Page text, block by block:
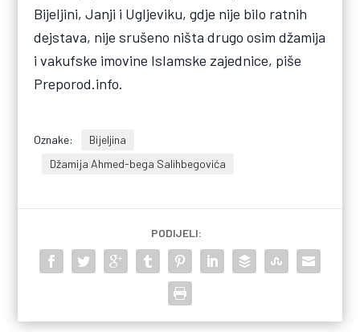
Bijeljini, Janji i Ugljeviku, gdje nije bilo ratnih
dejstava, nije srušeno ništa drugo osim džamija
i vakufske imovine Islamske zajednice, piše
Preporod.info.
Oznake:
Bijeljina
Džamija Ahmed-bega Salihbegovića
PODIJELI: